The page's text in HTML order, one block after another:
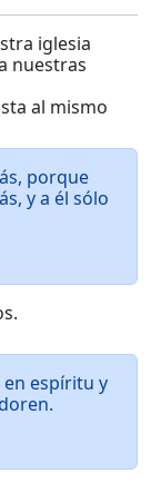
iglesia
nuestras
al mismo
porque
y a él sólo
en espíritu y